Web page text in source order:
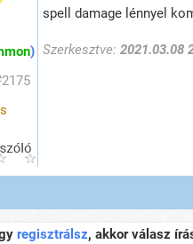
)
spell damage lénnyel
Szerkesztve: 2021.03.08
regisztrálsz, akkor válasz